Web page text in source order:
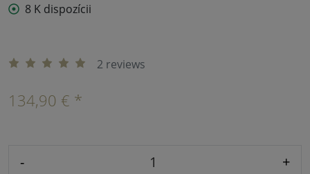
8 K dispozícii
2 reviews
134,90 € *
- +